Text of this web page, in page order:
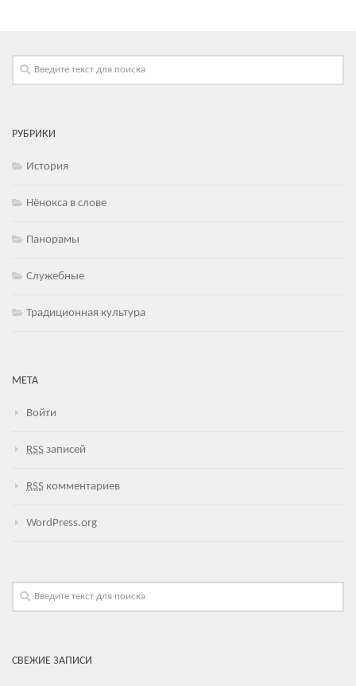
РУБРИКИ
История
Нёнокса в слове
Панорамы
Служебные
Традиционная культура
МЕТА
Войти
RSS записей
RSS комментариев
WordPress.org
СВЕЖИЕ ЗАПИСИ